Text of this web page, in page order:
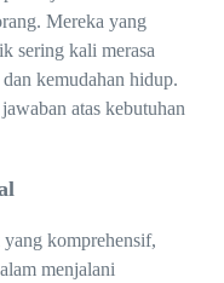
Mereka yang
sering kali merasa
kemudahan hidup.
atas kebutuhan
komprehensif,
menjalani